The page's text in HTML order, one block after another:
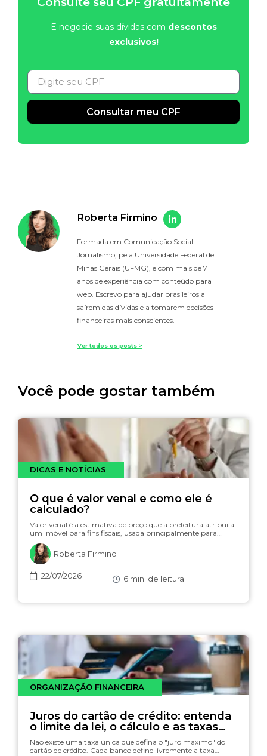
E negocie suas dívidas com descontos
exclusivos!
Consultar meu CPF
Roberta Firmino
Formada em Comunicação Social –
Jornalismo, pela Universidade Federal de
Minas Gerais (UFMG), e com mais de 7
anos de experiência com conteúdo para
web. Escrevo para ajudar brasileiros a
saírem das dívidas e a tomarem decisões
financeiras mais conscientes.
Ver todos os posts >
Você pode gostar também
DICAS E NOTÍCIAS
O que é valor venal e como ele é
calculado?
Valor venal é a estimativa de preço que a prefeitura atribui a
um imóvel para fins fiscais, usada principalmente para…
Roberta Firmino
22/07/2026 6 min. de leitura
ORGANIZAÇÃO FINANCEIRA
Juros do cartão de crédito: entenda
o limite da lei, o cálculo e as taxas
(com simulador)
Não existe uma taxa única que defina o "juro máximo" do
cartão de crédito. Cada banco define livremente a taxa…